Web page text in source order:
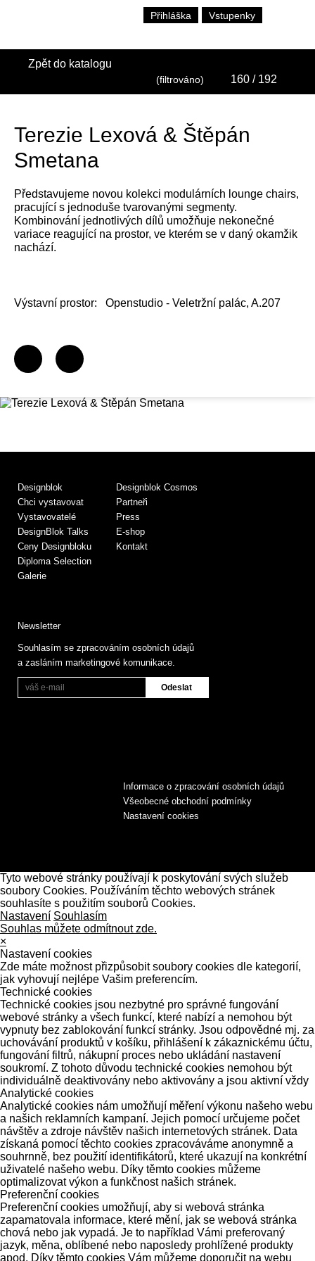
Přihláška Vstupenky
Zpět do katalogu
(filtrováno) 160 / 192
Terezie Lexová & Štěpán
Smetana
Představujeme novou kolekci modulárních lounge chairs,
pracující s jednoduše tvarovanými segmenty.
Kombinování jednotlivých dílů umožňuje nekonečné
variace reagující na prostor, ve kterém se v daný okamžik
nachází.
Výstavní prostor: Openstudio - Veletržní palác, A.207
Designblok
Chci vystavovat
Vystavovatelé
DesignBlok Talks
Ceny Designbloku
Diploma Selection
Galerie
Designblok Cosmos
Partneři
Press
E-shop
Kontakt
Newsletter
Souhlasím se zpracováním osobních údajů
a zasláním marketingové komunikace.
Informace o zpracování osobních údajů
Všeobecné obchodní podmínky
Nastavení cookies
Tyto webové stránky používají k poskytování svých služeb
soubory Cookies. Používáním těchto webových stránek
souhlasíte s použitím souborů Cookies.
Nastavení Souhlasím
Souhlas můžete odmítnout zde.
×
Nastavení cookies
Zde máte možnost přizpůsobit soubory cookies dle kategorií,
jak vyhovují nejlépe Vašim preferencím.
Technické cookies
Technické cookies jsou nezbytné pro správné fungování
webové stránky a všech funkcí, které nabízí a nemohou být
vypnuty bez zablokování funkcí stránky. Jsou odpovědné mj. za
uchovávání produktů v košíku, přihlášení k zákaznickému účtu,
fungování filtrů, nákupní proces nebo ukládání nastavení
soukromí. Z tohoto důvodu technické cookies nemohou být
individuálně deaktivovány nebo aktivovány a jsou aktivní vždy
Analytické cookies
Analytické cookies nám umožňují měření výkonu našeho webu
a našich reklamních kampaní. Jejich pomocí určujeme počet
návštěv a zdroje návštěv našich internetových stránek. Data
získaná pomocí těchto cookies zpracováváme anonymně a
souhrnně, bez použití identifikátorů, které ukazují na konkrétní
uživatelé našeho webu. Díky těmto cookies můžeme
optimalizovat výkon a funkčnost našich stránek.
Preferenční cookies
Preferenční cookies umožňují, aby si webová stránka
zapamatovala informace, které mění, jak se webová stránka
chová nebo jak vypadá. Je to například Vámi preferovaný
jazyk, měna, oblíbené nebo naposledy prohlížené produkty
apod. Díky těmto cookies Vám můžeme doporučit na webu